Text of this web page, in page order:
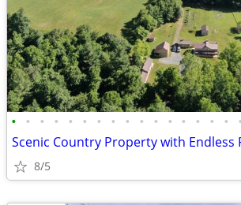
• • • • • • • • • • • • • • • • •
Scenic Country Property with Endless
8/5